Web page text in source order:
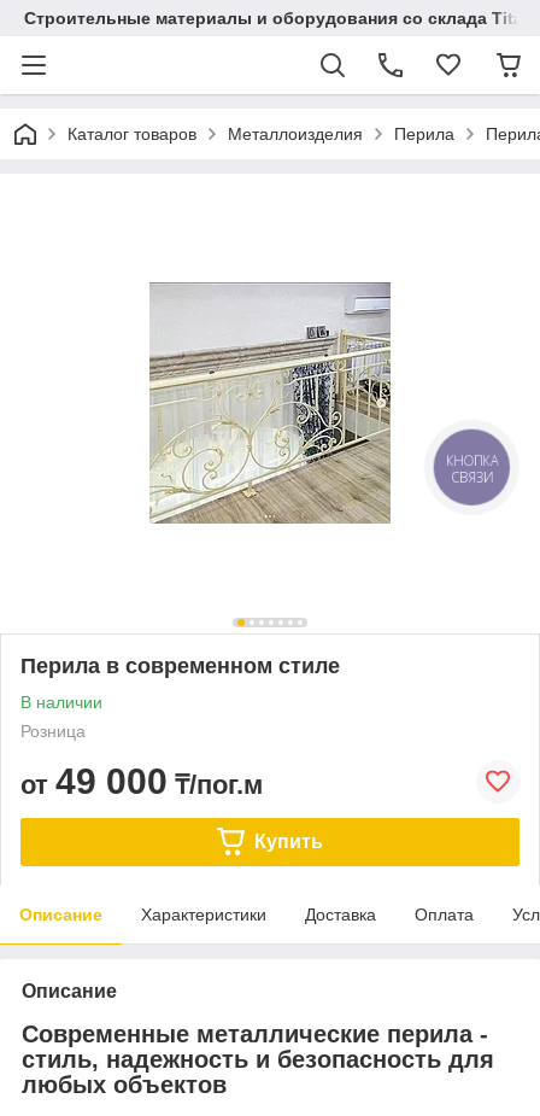
Строительные материалы и оборудования со склада
Каталог товаров Металлоизделия Перила
Перила в современном стиле
В наличии
Розница
от 49 000 ₸/пог.м
Купить
Описание Характеристики Доставка Оплата
Описание
Современные металлические перила -
стиль, надежность и безопасность для
любых объектов
КНОПКА
СВЯЗИ